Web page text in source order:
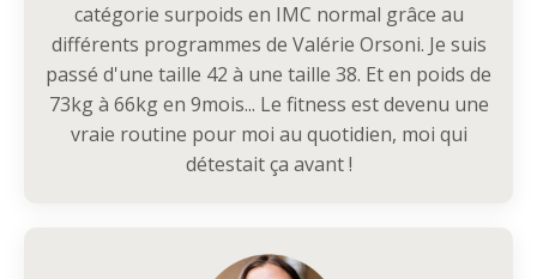
catégorie surpoids en IMC normal grâce au
différents programmes de Valérie Orsoni. Je suis
passé d'une taille 42 à une taille 38. Et en poids de
73kg à 66kg en 9mois... Le fitness est devenu une
vraie routine pour moi au quotidien, moi qui
détestait ça avant !